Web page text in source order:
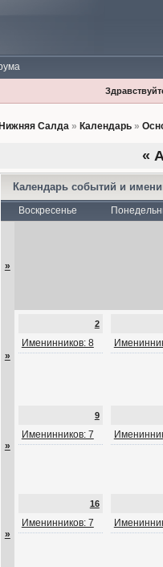
Салда» Календарь»
«
Календарь событий и
Воскресенье
»
»
2
Именинников: 8
»
9
Именинников: 7
»
16
Именинников: 7